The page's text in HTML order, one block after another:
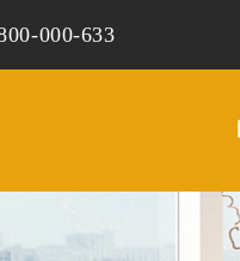
000-633